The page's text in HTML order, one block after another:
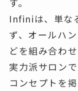
Infiniは、単な
ず、オールハ
どを組み合わ
実力派サロン
コンセプトを